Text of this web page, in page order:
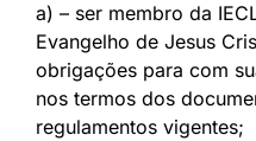
a) – ser membro da
Evangelho de Jesus
obrigações para com
nos termos dos
regulamentos vigentes;